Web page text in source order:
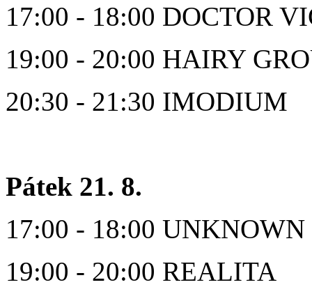
17:00 - 18:00 DOCTOR
19:00 - 20:00 HAIRY
20:30 - 21:30 IMODIUM
Pátek 21. 8.
17:00 - 18:00 UNKNOWN
19:00 - 20:00 REALITA